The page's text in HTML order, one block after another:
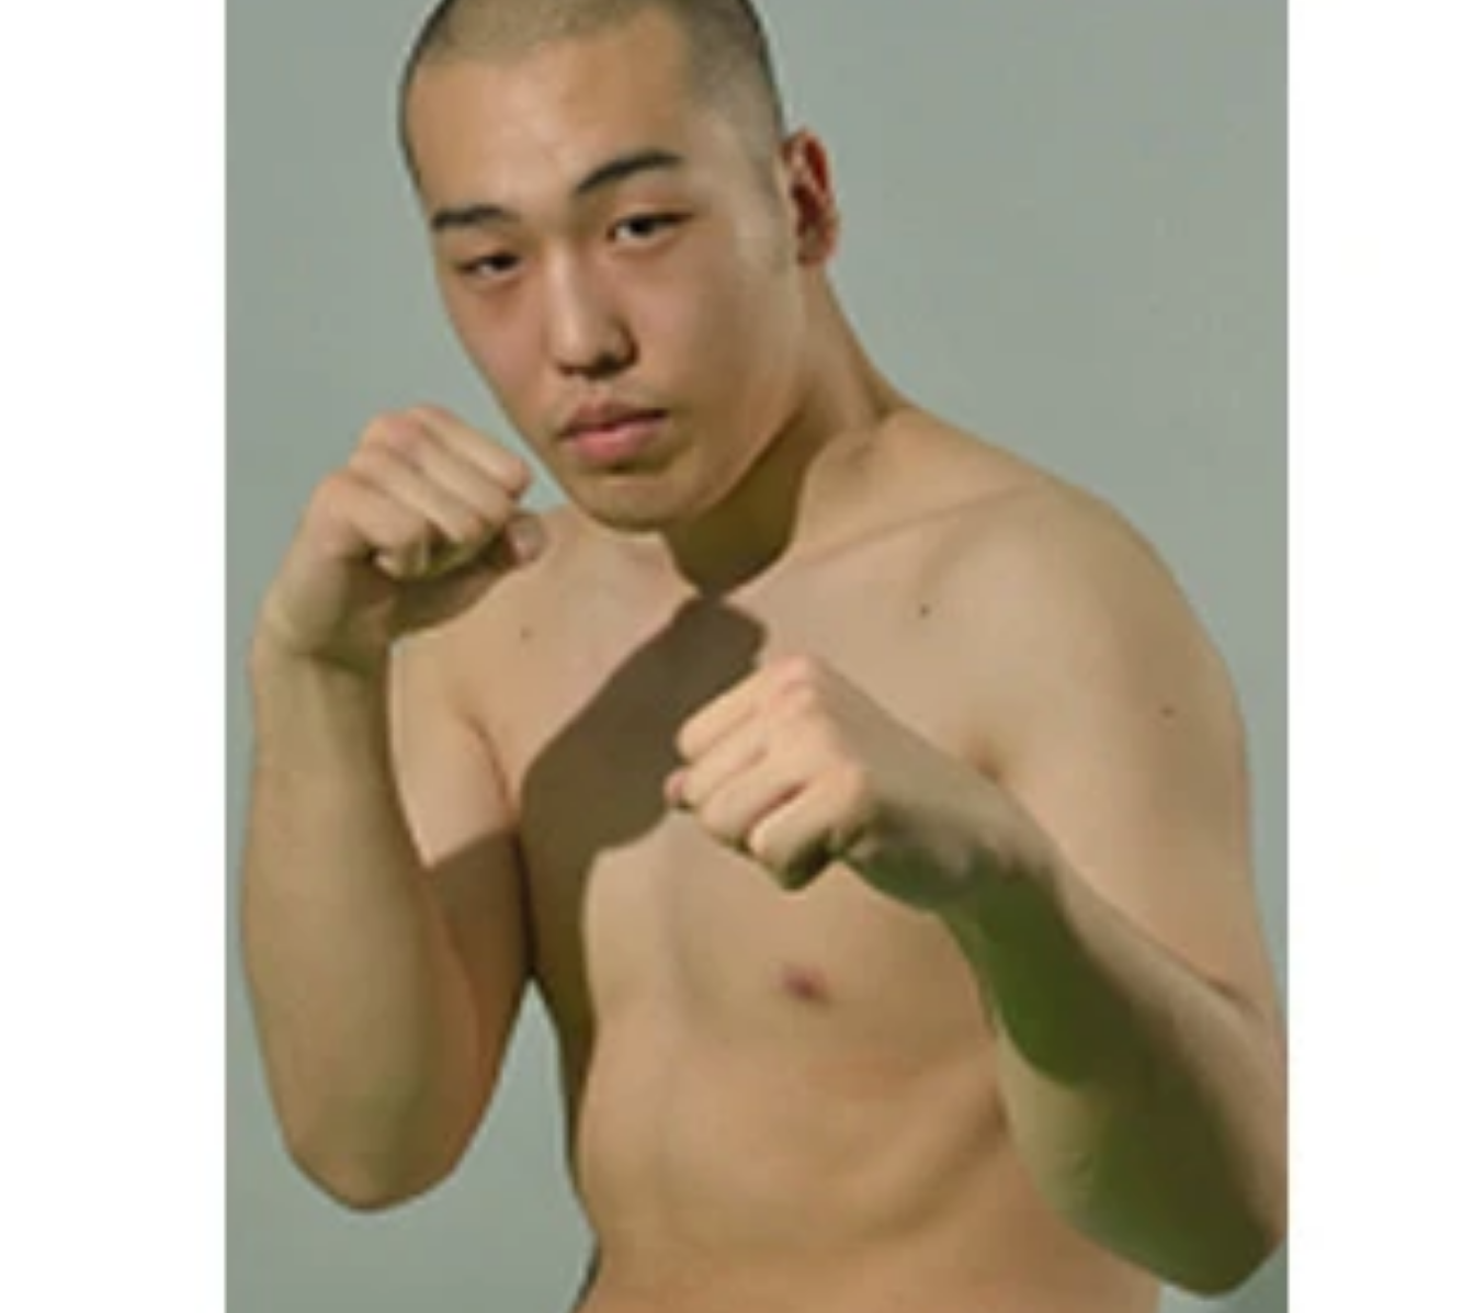
欠損アイドルの琴音さん（写真提供／ｓｇｕｔｓ氏）
ウートピ掲載時の琴音さん（左）と幸子さん（写真提供／ｓｇｕｔｓ氏）
『欠損ＢＡＲ ブッシュドノエル』での琴音さん（写真提供／ｓｇｕｔｓ氏）